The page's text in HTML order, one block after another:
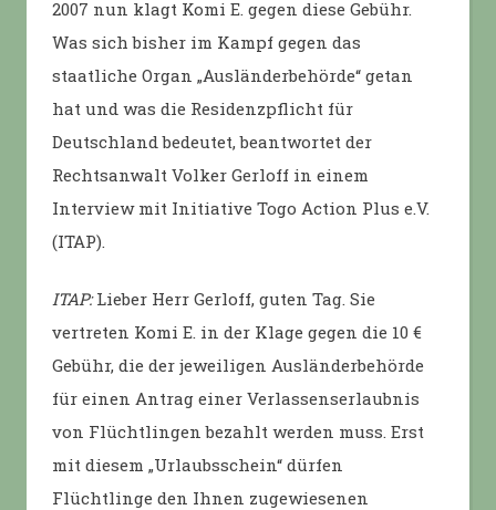
2007 nun klagt Komi E. gegen diese Gebühr.
Was sich bisher im Kampf gegen das
staatliche Organ „Ausländerbehörde“ getan
hat und was die Residenzpflicht für
Deutschland bedeutet, beantwortet der
Rechtsanwalt Volker Gerloff in einem
Interview mit Initiative Togo Action Plus e.V.
(ITAP).
ITAP:Lieber Herr Gerloff, guten Tag. Sie
vertreten Komi E. in der Klage gegen die 10 €
Gebühr, die der jeweiligen Ausländerbehörde
für einen Antrag einer Verlassenserlaubnis
von Flüchtlingen bezahlt werden muss. Erst
mit diesem „Urlaubsschein“ dürfen
Flüchtlinge den Ihnen zugewiesenen